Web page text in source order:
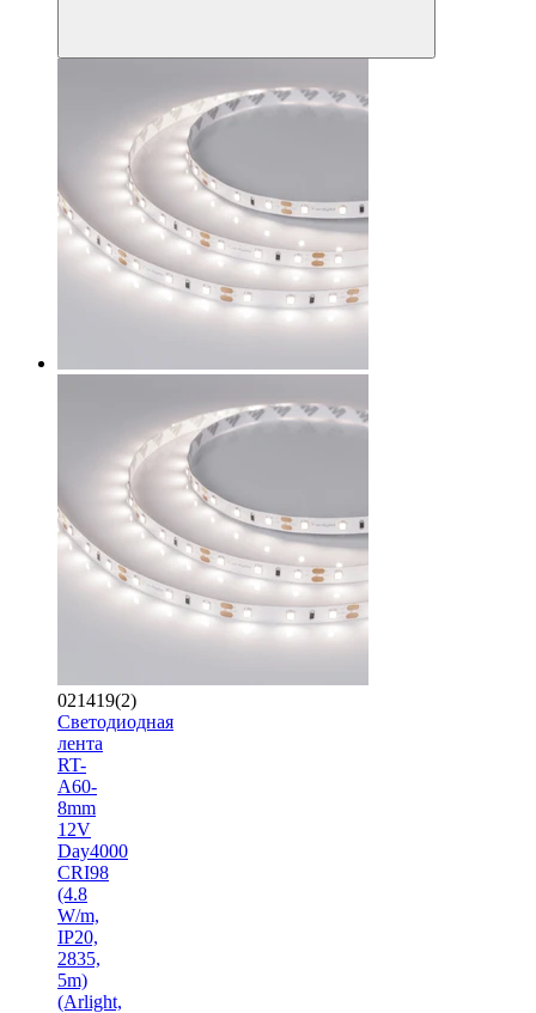
021419(2)
Светодиодная
лента
RT-
A60-
8mm
12V
Day4000
CRI98
(4.8
W/m,
IP20,
2835,
5m)
(Arlight,